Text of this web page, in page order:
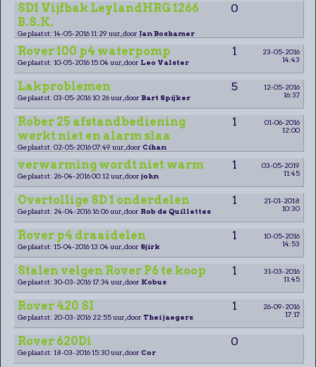
SD1 Vijfbak LeylandHRG 1266
B.S.K.
0
Geplaatst: 14-05-2016 11:29 uur, door Jan Boshamer
Rover 100 p4 waterpomp 1
23-05-2016
14:43
Geplaatst: 10-05-2016 15:04 uur, door Leo Valster
Lakproblemen 5
12-05-2016
16:37
Geplaatst: 03-05-2016 10:26 uur, door Bart Spijker
Rober 25 afstandbediening
werkt niet en alarm slaa
1
01-06-2016
12:00
Geplaatst: 02-05-2016 07:49 uur, door Cihan
verwarming wordt niet warm 1
03-05-2019
11:45
Geplaatst: 26-04-2016 00:12 uur, door john
Overtollige SD 1 onderdelen 1
21-01-2018
10:30
Geplaatst: 24-04-2016 16:06 uur, door Rob de Quillettes
Rover p4 draaidelen 1
10-05-2016
14:53
Geplaatst: 15-04-2016 13:04 uur, door Sjirk
Stalen velgen Rover P6 te koop 1
31-03-2016
11:45
Geplaatst: 30-03-2016 17:34 uur, door Kobus
Rover 420 SI 1
26-09-2016
17:17
Geplaatst: 20-03-2016 22:55 uur, door Thei jaegers
Rover 620Di 0
Geplaatst: 18-03-2016 15:30 uur, door Cor